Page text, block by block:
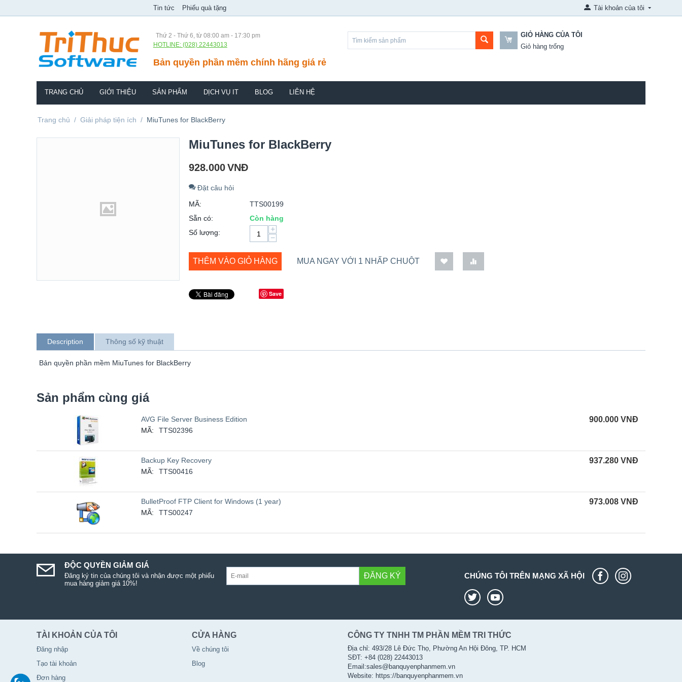
Tin tức Phiếu quà tặng Tài khoản của tôi
Thứ 2 - Thứ 6, từ 08:00 am - 17:30 pm
HOTLINE: (028) 22443013
Bản quyền phần mềm chính hãng giá rẻ
GIỎ HÀNG CỦA TÔI
Giỏ hàng trống
TRANG CHỦ GIỚI THIỆU SẢN PHẨM DỊCH VỤ IT BLOG LIÊN HỆ
Trang chủ / Giải pháp tiện ích / MiuTunes for BlackBerry
MiuTunes for BlackBerry
928.000VNĐ
Đặt câu hỏi
MÃ:
TTS00199
Sẵn có:
Còn hàng
Số lượng:
+
−
THÊM VÀO GIỎ HÀNG MUA NGAY VỚI 1 NHẤP CHUỘT
Save
Description Thông số kỹ thuật
Bản quyền phần mềm MiuTunes for BlackBerry
Sản phẩm cùng giá
AVG File Server Business Edition
MÃ:
TTS02396
900.000 VNĐ
Backup Key Recovery
MÃ:
TTS00416
937.280 VNĐ
BulletProof FTP Client for Windows (1 year)
MÃ:
TTS00247
973.008 VNĐ
ĐỘC QUYỀN GIẢM GIÁ
Đăng ký tin của chúng tôi và nhận được một phiếu
mua hàng giảm giá 10%!
ĐĂNG KÝ CHÚNG TÔI TRÊN MẠNG XÃ HỘI
TÀI KHOẢN CỦA TÔI
Đăng nhập
Tạo tài khoản
Đơn hàng
CỬA HÀNG
Về chúng tôi
Blog
CÔNG TY TNHH TM PHẦN MỀM TRI THỨC
Địa chỉ: 493/28 Lê Đức Thọ, Phường An Hội Đông, TP. HCM
SĐT: +84 (028) 22443013
Email:sales@banquyenphanmem.vn
Website: https://banquyenphanmem.vn